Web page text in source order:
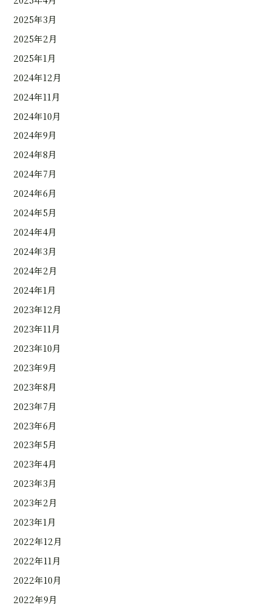
2025年3月
2025年2月
2025年1月
2024年12月
2024年11月
2024年10月
2024年9月
2024年8月
2024年7月
2024年6月
2024年5月
2024年4月
2024年3月
2024年2月
2024年1月
2023年12月
2023年11月
2023年10月
2023年9月
2023年8月
2023年7月
2023年6月
2023年5月
2023年4月
2023年3月
2023年2月
2023年1月
2022年12月
2022年11月
2022年10月
2022年9月